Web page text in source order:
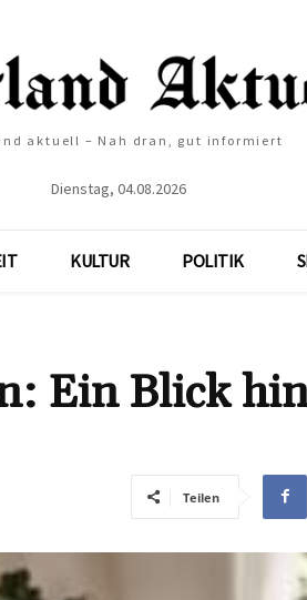
aktuell – Nah dran, gut informiert
Dienstag, 04.08.2026
KULTUR POLITIK
Ein Blick
Teilen